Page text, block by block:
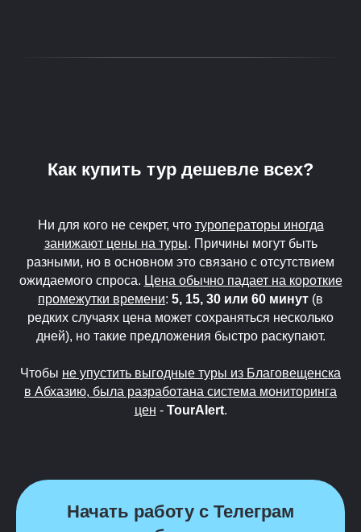
Как купить тур дешевле всех?
Ни для кого не секрет, что туроператоры иногда
занижают цены на туры. Причины могут быть
разными, но в основном это связано с отсутствием
ожидаемого спроса. Цена обычно падает на короткие
промежутки времени: 5, 15, 30 или 60 минут (в
редких случаях цена может сохраняться несколько
дней), но такие предложения быстро раскупают.
Чтобы не упустить выгодные туры из Благовещенска
в Абхазию, была разработана система мониторинга
цен - TourAlert.
Начать работу с Телеграм